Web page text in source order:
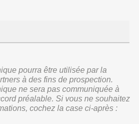
pourra être utilisée par la
à des fins de prospection.
ne sera pas communiquée à
préalable. Si vous ne souhaitez
cochez la case ci-après :